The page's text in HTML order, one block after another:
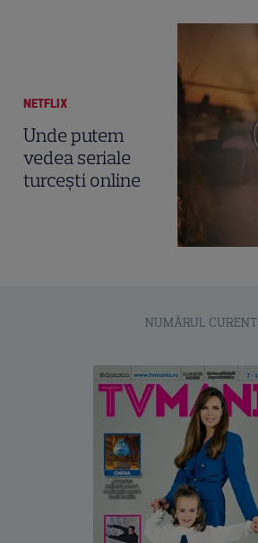
NETFLIX
Unde putem
vedea seriale
turcești online
NUMĂRUL CURENT